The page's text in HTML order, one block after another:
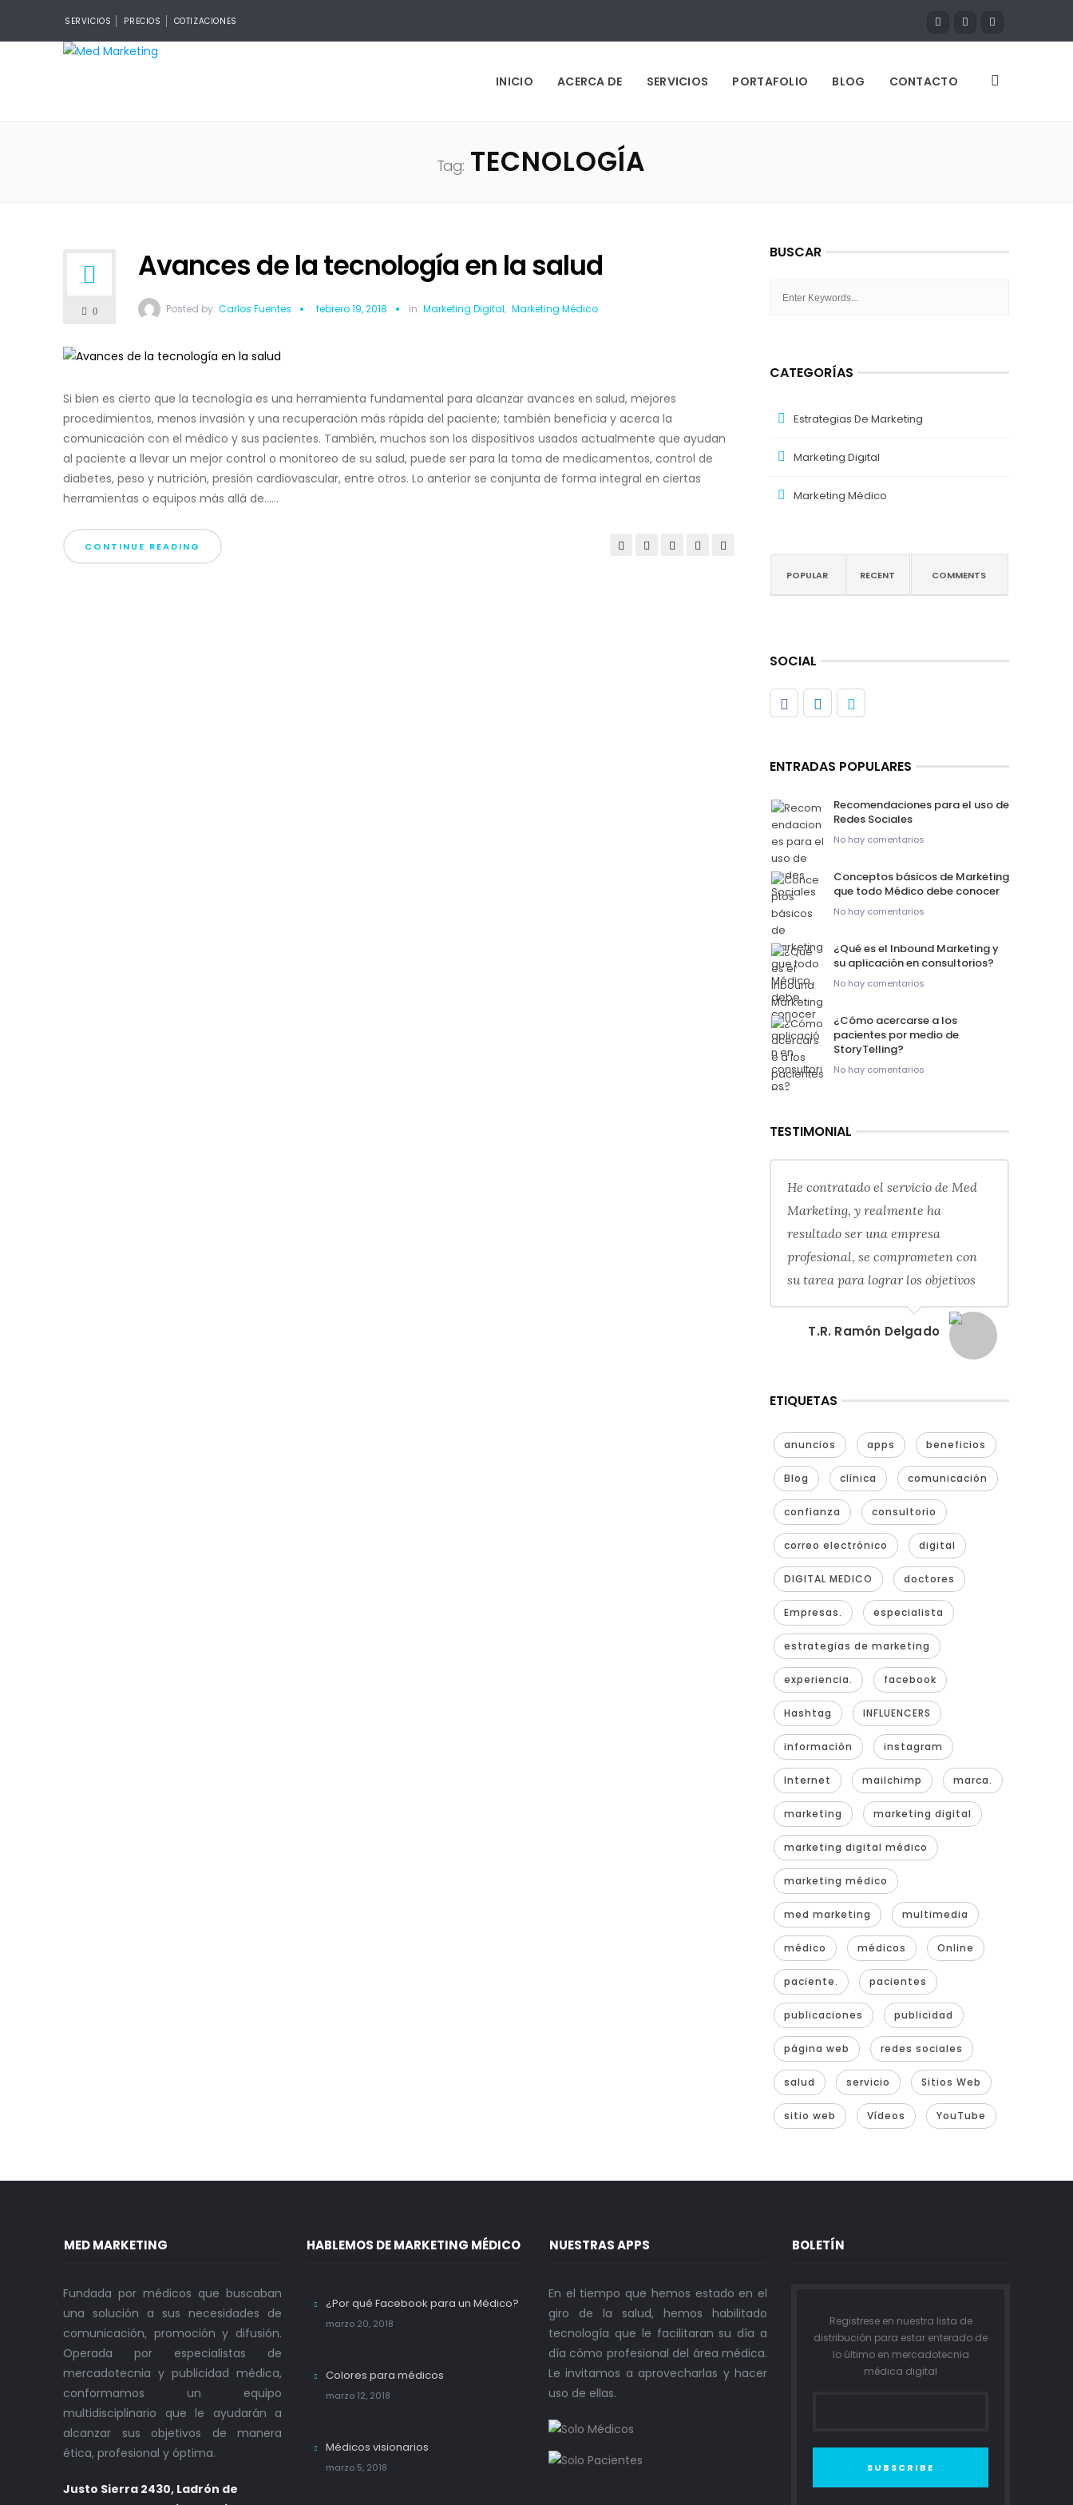
SERVICIOS PRECIOS COTIZACIONES
INICIO ACERCA DE SERVICIOS PORTAFOLIO BLOG CONTACTO
Tag:TECNOLOGÍA
0
Avances de la tecnología en la salud
Posted by: Carlos Fuentes febrero 19, 2018 in: Marketing Digital, Marketing Médico
Si bien es cierto que la tecnología es una herramienta fundamental para alcanzar avances en salud, mejores
procedimientos, menos invasión y una recuperación más rápida del paciente; también beneficia y acerca la
comunicación con el médico y sus pacientes. También, muchos son los dispositivos usados actualmente que ayudan
al paciente a llevar un mejor control o monitoreo de su salud, puede ser para la toma de medicamentos, control de
diabetes, peso y nutrición, presión cardiovascular, entre otros. Lo anterior se conjunta de forma integral en ciertas
herramientas o equipos más allá de......
CONTINUE READING
BUSCAR
CATEGORÍAS
Estrategias De Marketing
Marketing Digital
Marketing Médico
POPULAR RECENT COMMENTS
SOCIAL
ENTRADAS POPULARES
Recomendaciones para el uso de
Redes Sociales
No hay comentarios
Conceptos básicos de Marketing
que todo Médico debe conocer
No hay comentarios
¿Qué es el Inbound Marketing y
su aplicación en consultorios?
No hay comentarios
¿Cómo acercarse a los
pacientes por medio de
StoryTelling?
No hay comentarios
TESTIMONIAL
He contratado el servicio de Med
Marketing, y realmente ha
resultado ser una empresa
profesional, se comprometen con
su tarea para lograr los objetivos
T.R. Ramón Delgado
ETIQUETAS
anuncios apps beneficios
Blog clínica comunicación
confianza consultorio
correo electrónico digital
DIGITAL MEDICO doctores
Empresas. especialista
estrategias de marketing
experiencia. facebook
Hashtag INFLUENCERS
información instagram
Internet mailchimp marca.
marketing marketing digital
marketing digital médico
marketing médico
med marketing multimedia
médico médicos Online
paciente. pacientes
publicaciones publicidad
página web redes sociales
salud servicio Sitios Web
sitio web Vídeos YouTube
MED MARKETING
Fundada por médicos que buscaban
una solución a sus necesidades de
comunicación, promoción y difusión.
Operada por especialistas de
mercadotecnia y publicidad médica,
conformamos un equipo
multidisciplinario que le ayudarán a
alcanzar sus objetivos de manera
ética, profesional y óptima.
Justo Sierra 2430, Ladrón de
HABLEMOS DE MARKETING MÉDICO
¿Por qué Facebook para un Médico?
marzo 20, 2018
Colores para médicos
marzo 12, 2018
Médicos visionarios
marzo 5, 2018
NUESTRAS APPS
En el tiempo que hemos estado en el
giro de la salud, hemos habilitado
tecnología que le facilitaran su día a
día cómo profesional del área médica.
Le invitamos a aprovecharlas y hacer
uso de ellas.
BOLETÍN
Registrese en nuestra lista de
distribución para estar enterado de
lo último en mercadotecnia
médica digital
SUBSCRIBE